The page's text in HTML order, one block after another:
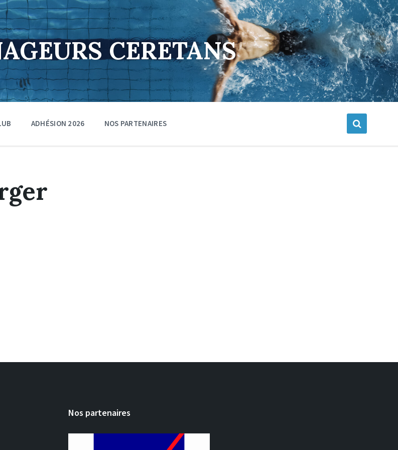
CERETANS
ADHÉSION 2026 NOS PARTENAIRES
Nos partenaires